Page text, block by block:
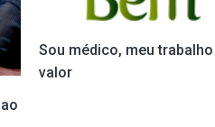
Sou médico, meu
valor